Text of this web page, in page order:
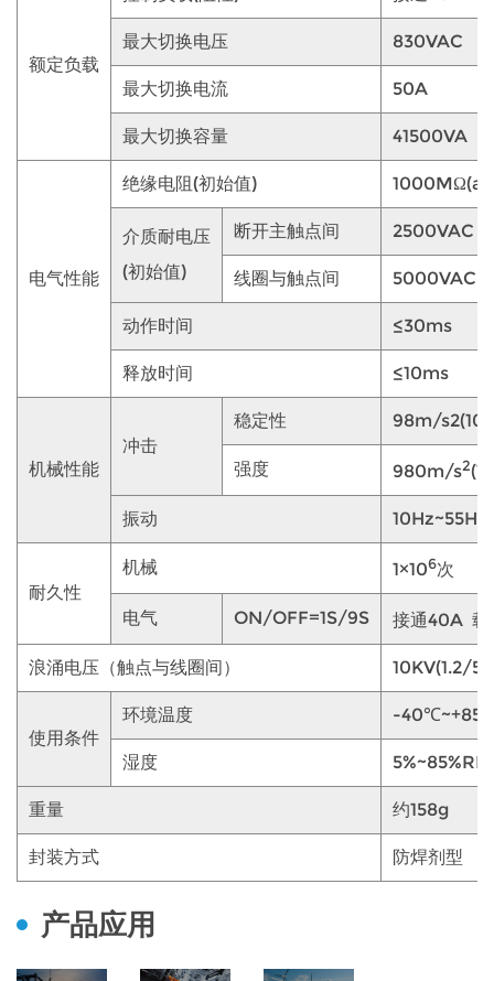
额定负载
最大切换电压 830VAC
最大切换电流 50A
最大切换容量 41500VA
电气性能
绝缘电阻(初始值)
介质耐电压
(初始值)
断开主触点间 2500VAC
线圈与触点间 5000VAC
动作时间 ≤30ms
释放时间 ≤10ms
机械性能
冲击
稳定性 98m/
强度 980m/s2
振动 10Hz~55Hz
耐久性
机械 1×106次
电气 ON/OFF=1S/9S 接通40A
浪涌电压（触点与线圈间） 10KV(1.2/
使用条件
环境温度 -
湿度 5%~85%RH
重量 约158g
封装方式 防焊剂型
产品应用